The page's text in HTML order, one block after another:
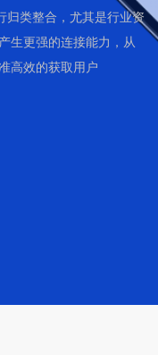
归类整合，尤其是行业资
生更强的连接能力，从
高效的获取用户